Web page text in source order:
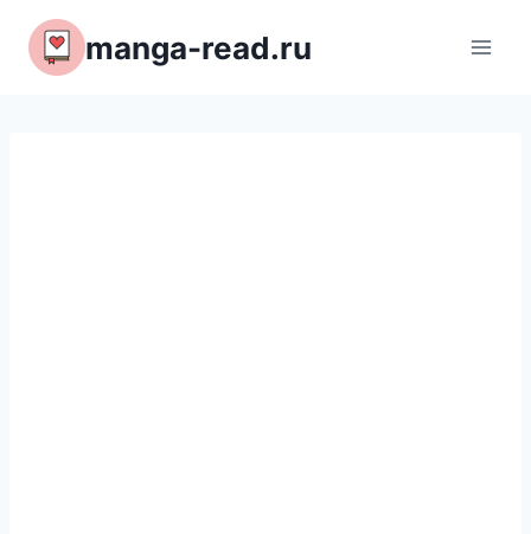
Перейти
содержимому
manga-read.ru